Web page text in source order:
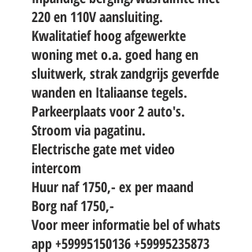
220 en 110V aansluiting.
Kwalitatief hoog afgewerkte
woning met o.a. goed hang en
sluitwerk, strak zandgrijs geverfde
wanden en Italiaanse tegels.
Parkeerplaats voor 2 auto's.
Stroom via pagatinu.
Electrische gate met video
intercom
Huur naf 1750,- ex per maand
Borg naf 1750,-
Voor meer informatie bel of whats
app +59995150136 +59995235873